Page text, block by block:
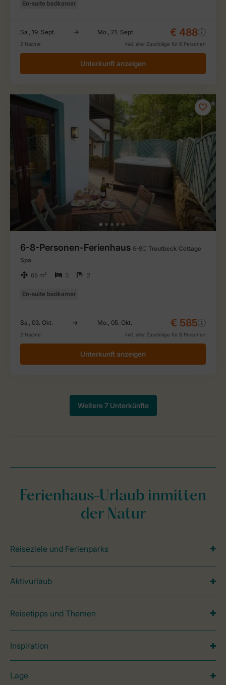
Ferienhaus-Urlaub inmitten
der Natur
Reiseziele und Ferienparks
Aktivurlaub
Reisetipps und Themen
Inspiration
Lage